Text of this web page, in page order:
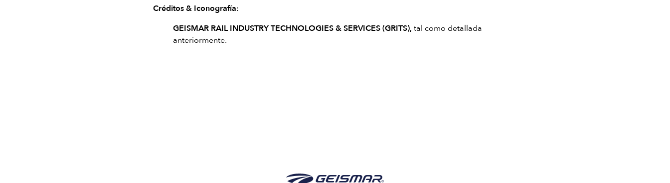
Créditos & Iconografía:
GEISMAR RAIL INDUSTRY TECHNOLOGIES & SERVICES (GRITS),tal como detallada
anteriormente.